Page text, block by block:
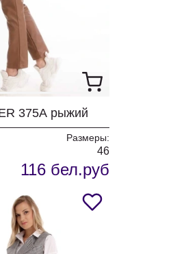
375А рыжий
Размеры:
46
116 бел.руб